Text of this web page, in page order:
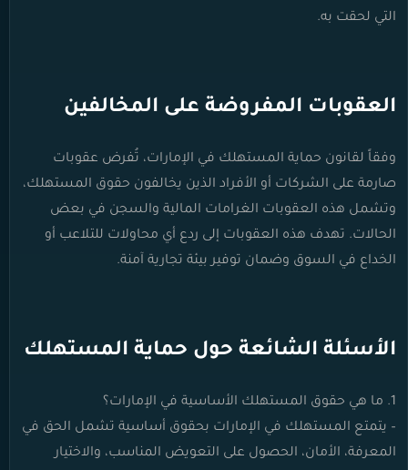
التي لحقت به.
العقوبات المفروضة على المخالفين
وفقاً لقانون حماية المستهلك في الإمارات، تُفرض عقوبات
صارمة على الشركات أو الأفراد الذين يخالفون حقوق المستهلك،
وتشمل هذه العقوبات الغرامات المالية والسجن في بعض
الحالات. تهدف هذه العقوبات إلى ردع أي محاولات للتلاعب أو
الخداع في السوق وضمان توفير بيئة تجارية آمنة.
الأسئلة الشائعة حول حماية المستهلك
1. ما هي حقوق المستهلك الأساسية في الإمارات؟
– يتمتع المستهلك في الإمارات بحقوق أساسية تشمل الحق في
المعرفة، الأمان، الحصول على التعويض المناسب، والاختيار